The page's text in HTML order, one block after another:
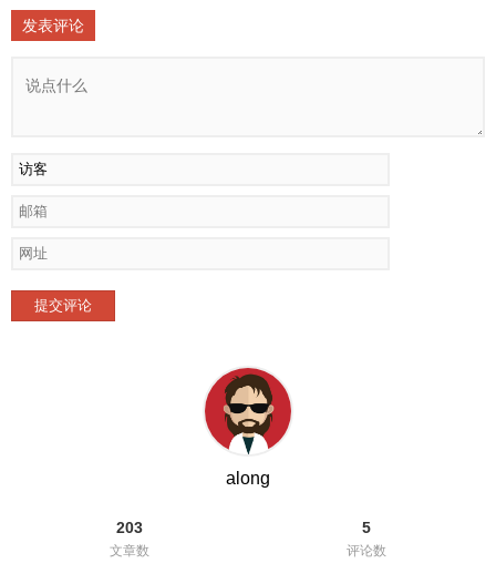
发表评论
提交评论
along
203
文章数
5
评论数